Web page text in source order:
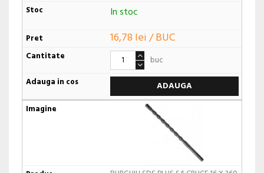
In stoc
16,78 lei / BUC
buc
ADAUGA